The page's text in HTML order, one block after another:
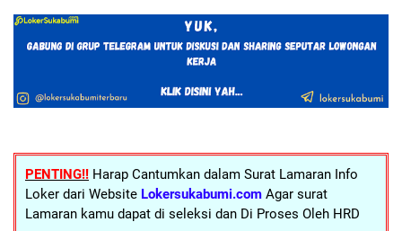
PENTING!! Harap Cantumkan dalam Surat Lamaran Info
Loker dari Website Lokersukabumi.com Agar surat
Lamaran kamu dapat di seleksi dan Di Proses Oleh HRD